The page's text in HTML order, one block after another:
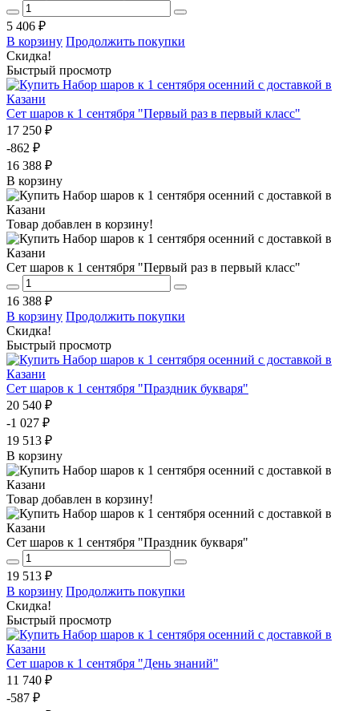
5 406 ₽
В корзину Продолжить покупки
Скидка!
Быстрый просмотр
Сет шаров к 1 сентября "Первый раз в первый класс"
17 250 ₽
-862 ₽
16 388 ₽
В корзину
Товар добавлен в корзину!
Сет шаров к 1 сентября "Первый раз в первый класс"
16 388 ₽
В корзину Продолжить покупки
Скидка!
Быстрый просмотр
Сет шаров к 1 сентября "Праздник букваря"
20 540 ₽
-1 027 ₽
19 513 ₽
В корзину
Товар добавлен в корзину!
Сет шаров к 1 сентября "Праздник букваря"
19 513 ₽
В корзину Продолжить покупки
Скидка!
Быстрый просмотр
Сет шаров к 1 сентября "День знаний"
11 740 ₽
-587 ₽